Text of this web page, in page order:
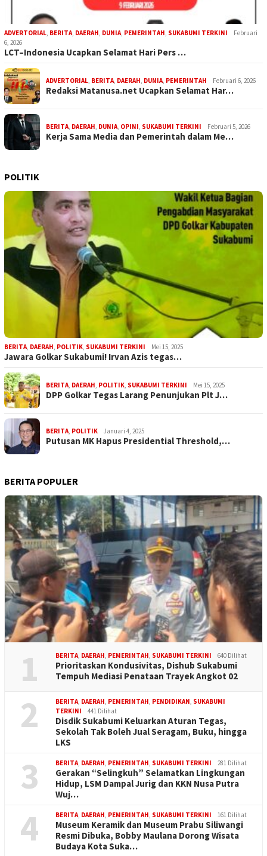
ADVERTORIAL BERITA DAERAH DUNIA PEMERINTAH SUKABUMI TERKINI
Februari
6, 2026
LCT–Indonesia Ucapkan Selamat Hari Pers …
ADVERTORIAL BERITA DAERAH DUNIA PEMERINTAH Februari 6, 2026
Redaksi Matanusa.net Ucapkan Selamat Har…
BERITA DAERAH DUNIA OPINI SUKABUMI TERKINI Februari 5, 2026
Kerja Sama Media dan Pemerintah dalam Me…
POLITIK
BERITA DAERAH POLITIK SUKABUMI TERKINI Mei 15, 2025
Jawara Golkar Sukabumi! Irvan Azis tegas…
BERITA DAERAH POLITIK SUKABUMI TERKINI Mei 15, 2025
DPP Golkar Tegas Larang Penunjukan Plt J…
BERITA POLITIK Januari 4, 2025
Putusan MK Hapus Presidential Threshold,…
BERITA POPULER
1 BERITA DAERAH PEMERINTAH SUKABUMI TERKINI 640 Dilihat
Prioritaskan Kondusivitas, Dishub Sukabumi
Tempuh Mediasi Penataan Trayek Angkot 02
2 BERITA DAERAH PEMERINTAH PENDIDIKAN SUKABUMI
TERKINI
441 Dilihat
Disdik Sukabumi Keluarkan Aturan Tegas,
Sekolah Tak Boleh Jual Seragam, Buku, hingga
LKS
3 BERITA DAERAH PEMERINTAH SUKABUMI TERKINI 281 Dilihat
Gerakan “Selingkuh” Selamatkan Lingkungan
Hidup, LSM Dampal Jurig dan KKN Nusa Putra
Wuj…
4 BERITA DAERAH PEMERINTAH SUKABUMI TERKINI 161 Dilihat
Museum Keramik dan Museum Prabu Siliwangi
Resmi Dibuka, Bobby Maulana Dorong Wisata
Budaya Kota Suka…